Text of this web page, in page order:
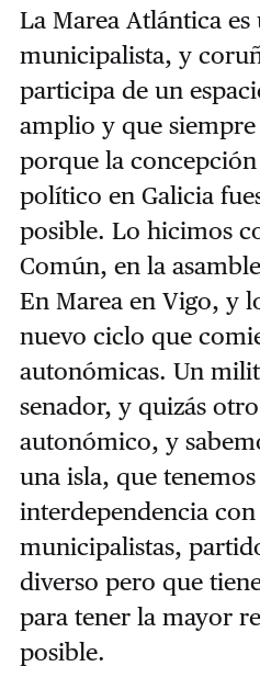
La Marea Atlántica
municipalista, y
participa de un
amplio y que
porque la concepción
político en Galicia
posible. Lo hicimos
Común, en la
En Marea en Vigo, y
nuevo ciclo que
autonómicas. Un
senador, y quizás
autonómico, y
una isla, que
interdependencia con
municipalistas,
diverso pero que
para tener la mayor
posible.